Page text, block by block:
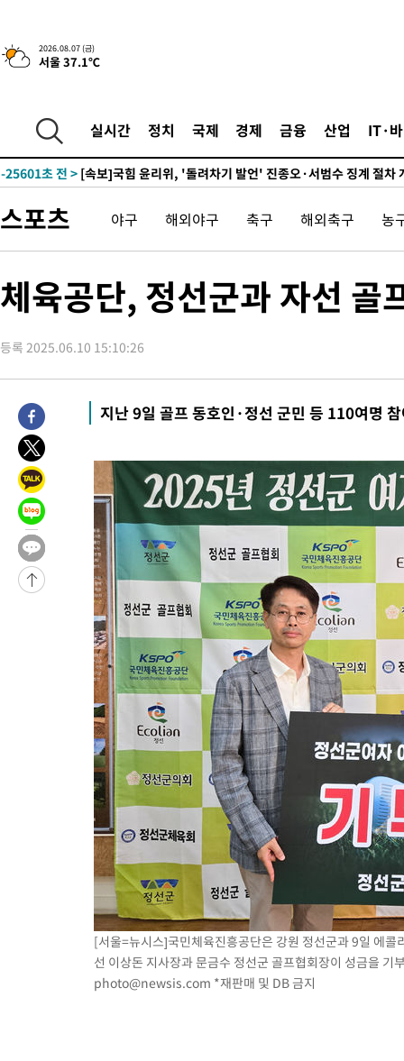
2026.08.07 (금)
서울 37.1℃
실시간 정치 국제 경제 금융 산업 IT·
-2322초 전 >이란, 호르무즈서 "적국 목표물들"과 대치로 남부 케슘섬에서
례 큰 폭발음
-31377초 전 > [속보]종합특검, '계엄 수용공간 확보' 신용해 前교정본부장
-30221초 전 >
11시간 압수수색에 성접대 파문까지…'쑥대밭' 된 축구협회
-29243초 전 >
병태 후임
-25601초 전 > [속보]국힘 윤리위, '돌려차기 발언' 진종오·서범수 징계 절차
25.3%↑
-18086초 전 >
[속보]'채상병 순직 책임' 임성근, 항소심도 징역 3년
-17952초 전 >[속보]종합특검, '관저이전 봐주기 감사' 유병호 구속기소
-13802초 전 >[속보]'300억원대 사기 혐의' 차가원 대표 구속 송치
-11509초 전 >[속보]경찰·노동부, HL만도 평택사업장 끼임 사망 관련 압수
-11390초 전 >[속보]합수본, '투표율 허위 입력' 중앙·서울·경기도 선관위
-11145초 전 >
[속보]원·달러 환율, 오전 9시 1423.8원
-10941초 전 >
[속보]삼성전자·SK하이닉스 동반 강보합…1%대 상승 출발
-10927초 전 >
-10895초 전 >
[속보]코스피, 6300선 재탈환…1.09% 오른 6365.07 개장
-8060초 전 >
시리아 다마스쿠스 교외에서 미니버스 폭발.. 14명 부상, 3명은
-7358초 전 >
입추에도 극한더위…서울 낮 39도 '폭염중대경보'
-2322초 전 >
이란, 호르무즈서 "적국 목표물들"과 대치로 남부 케슘섬에서
례 큰 폭발음
-31377초 전 >
[속보]종합특검, '계엄 수용공간 확보' 신용해 前교정본부장
외신들도 주목한 韓축구 파문…"국민적 공분에 수사 재개"
11시간 압수수색에 성접대 파문까지…'쑥대밭' 된 축구협회
[속보]규제합리화위원회 부위원장에 김태유 서울대 공대 교
[속보]국힘 윤리위, '돌려차기 발언' 진종오·서범수 징계 절차
[속보] 7월 중국 수출 23.9%↑ 수입 27.5%↑…무역총액
[속보]'채상병 순직 책임' 임성근, 항소심도 징역 3년
[속보]종합특검, '관저이전 봐주기 감사' 유병호 구속기소
민주 콩고 에볼라환자 4천명 돌파, 4053명 발생 1850명 사망
[속보]'300억원대 사기 혐의' 차가원 대표 구속 송치
"미 전국적 살모네라 식중독 원인은 멕시코산 할라피뇨"--
[속보]경찰·노동부, HL만도 평택사업장 끼임 사망 관련 압수
[속보]합수본, '투표율 허위 입력' 중앙·서울·경기도 선관위
[속보]원·달러 환율, 오전 9시 1423.8원
[속보]삼성전자·SK하이닉스 동반 강보합…1%대 상승 출발
[속보]코스닥, 5.95포인트(0.74%) 상승한 807.62개장
[속보]코스피, 6300선 재탈환…1.09% 오른 6365.07 개장
스포츠 야구 해외야구 축구 해외축구 농
체육공단, 정선군과 자선
등록 2025.06.10 15:10:26
지난 9일 골프 동호인·정선 군민 등 110여명
[서울=뉴시스]국민체육진흥공단은 강원 정선군과 9일 에
선 이상돈 지사장과 문금수 정선군 골프협회장이 성금을
photo@newsis.com *재판매 및 DB 금지